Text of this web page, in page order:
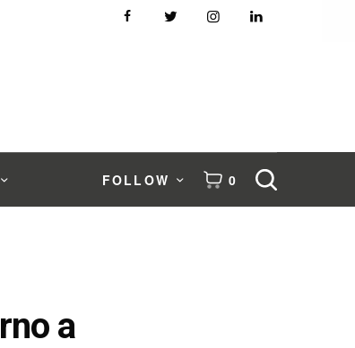
FOLLOW 0
a